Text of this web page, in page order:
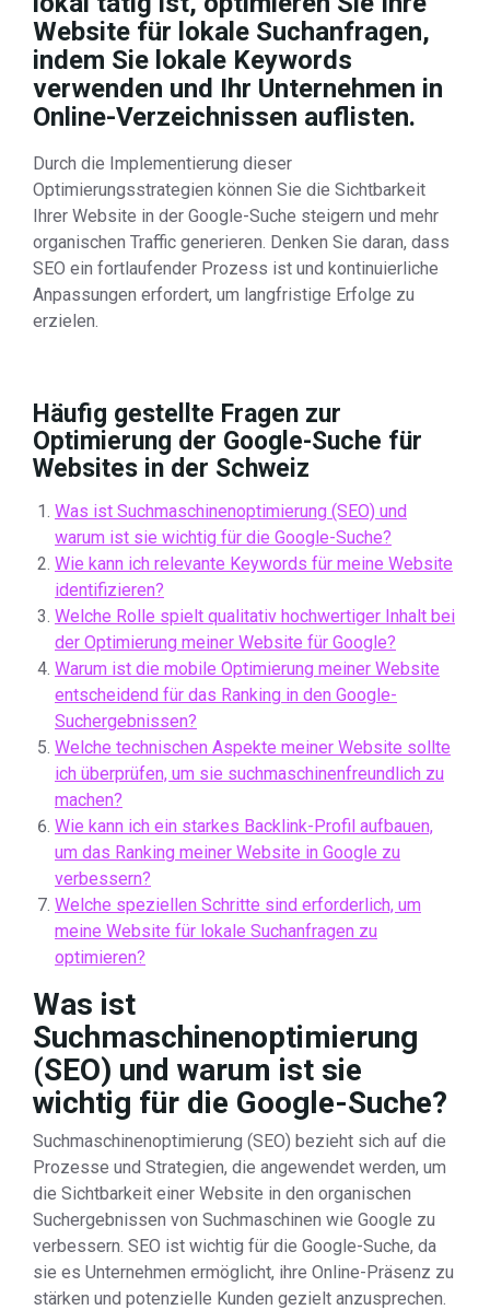
Website für lokale Suchanfragen,
indem Sie lokale Keywords
verwenden und Ihr Unternehmen in
Online-Verzeichnissen auflisten.
Durch die Implementierung dieser
Optimierungsstrategien können Sie die Sichtbarkeit
Ihrer Website in der Google-Suche steigern und mehr
organischen Traffic generieren. Denken Sie daran, dass
SEO ein fortlaufender Prozess ist und kontinuierliche
Anpassungen erfordert, um langfristige Erfolge zu
erzielen.
Häufig gestellte Fragen zur
Optimierung der Google-Suche für
Websites in der Schweiz
Was ist Suchmaschinenoptimierung (SEO) und
warum ist sie wichtig für die Google-Suche?
Wie kann ich relevante Keywords für meine Website
identifizieren?
Welche Rolle spielt qualitativ hochwertiger Inhalt bei
der Optimierung meiner Website für Google?
Warum ist die mobile Optimierung meiner Website
entscheidend für das Ranking in den Google-
Suchergebnissen?
Welche technischen Aspekte meiner Website sollte
ich überprüfen, um sie suchmaschinenfreundlich zu
machen?
Wie kann ich ein starkes Backlink-Profil aufbauen,
um das Ranking meiner Website in Google zu
verbessern?
Welche speziellen Schritte sind erforderlich, um
meine Website für lokale Suchanfragen zu
optimieren?
Was ist
Suchmaschinenoptimierung
(SEO) und warum ist sie
wichtig für die Google-Suche?
Suchmaschinenoptimierung (SEO) bezieht sich auf die
Prozesse und Strategien, die angewendet werden, um
die Sichtbarkeit einer Website in den organischen
Suchergebnissen von Suchmaschinen wie Google zu
verbessern. SEO ist wichtig für die Google-Suche, da
sie es Unternehmen ermöglicht, ihre Online-Präsenz zu
stärken und potenzielle Kunden gezielt anzusprechen.